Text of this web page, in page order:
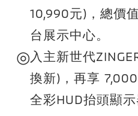
10,990元)，總價
台展示中心。
◎入主新世代
換新)，再享
全彩HUD抬頭顯